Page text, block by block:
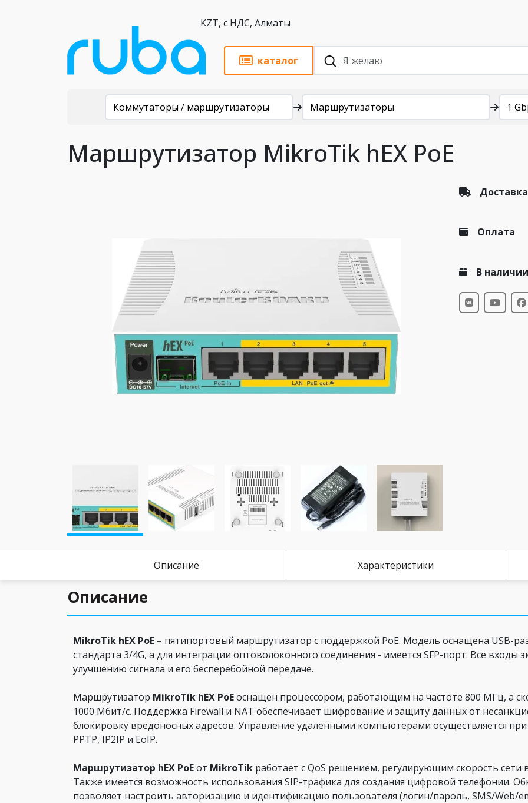
KZT, с НДС, Алматы
каталог
Каталог
Коммутаторы / маршрутизаторы Маршрутизаторы 1
Маршрутизатор MikroTik hEX PoE
Доставка
Оплата
В наличии
Описание Характеристики
Описание
MikroTik hEX PoE – пятипортовый маршрутизатор с поддержкой PoE. Модель оснащена USB-
стандарта 3/4G, а для интеграции оптоволоконного соединения - имеется SFP-порт. Все входы
улучшению сигнала и его бесперебойной передаче.
Маршрутизатор MikroTik hEX PoEоснащен процессором, работающим на частоте 800 МГц, а
1000 Мбит/с. Поддержка Firewall и NAT обеспечивает шифрование и защиту данных от
блокировку вредоносных адресов. Управление удаленными компьютерами осуществляется
PPTP, IP2IP и EoIP.
Маршрутизатор hEX PoEот MikroTik работает с QoS решением, регулирующим скорость сети
Также имеется возможность использования SIP-трафика для создания цифровой телефонии.
позволяет настроить авторизацию и идентификацию пользователя (логин/пароль, SMS/Web/